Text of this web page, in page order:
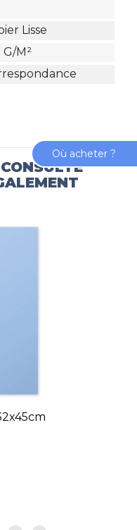
Lisse
G/m²
Où acheter ?